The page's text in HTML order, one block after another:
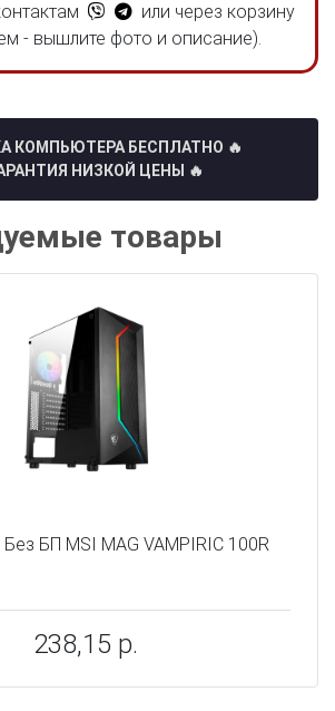
или через корзину
- вышлите фото и описание).
КОМПЬЮТЕРА БЕСПЛАТНО 🔥
НИЗКОЙ ЦЕНЫ 🔥
товары
БП MSI MAG VAMPIRIC 100R
238,15 р.